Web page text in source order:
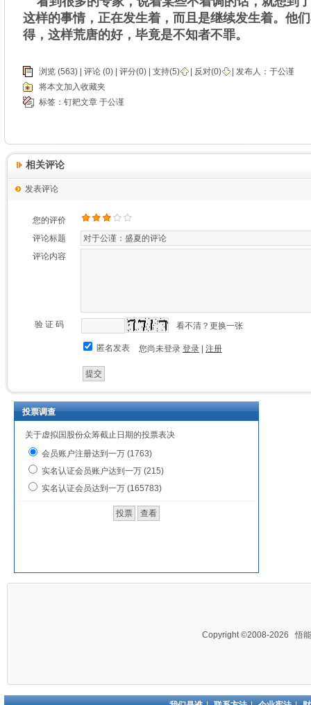
这样的事情，正在发生着，而且是继续发生着。他
得，这样荒唐的好，毕竟是不知者不罪。
浏览 (563) | 评论 (0) | 评分(0) | 支持(5) 反对(0) | 发布人： 于公谨
将本文加入收藏夹
标签： 钉耙文章 于公谨
相关评论
发表评论
您的评价
评论标题
评论内容
验 证 码 看不清？更换一张
匿名发表 您尚未登录 登录 注册
投票调查
关于虚拟国股份众筹截止日期的投票表决
会员账户注册达到一万 (1763)
实名认证会员账户达到一万 (215)
实名认证会员达到一万 (165783)
Copyright ©2008-2026 悟